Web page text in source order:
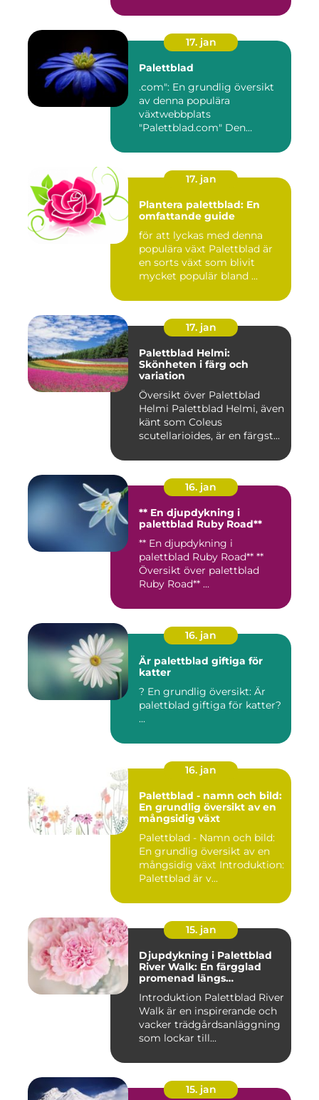
17. jan
Palettblad
.com": En grundlig översikt
av denna populära
växtwebbplats
"Palettblad.com" Den
17. jan
Plantera palettblad: En
omfattande guide
för att lyckas med denna
populära växt Palettblad är
en sorts växt som blivit
mycket populär bland ...
17. jan
Palettblad Helmi:
Skönheten i färg och
variation
Översikt över Palettblad
Helmi Palettblad Helmi, även
känt som Coleus
scutellarioides, är en färgst...
16. jan
** En djupdykning i
palettblad Ruby Road**
** En djupdykning i
palettblad Ruby Road** **
Översikt över palettblad
Ruby Road** ...
16. jan
Är palettblad giftiga för
katter
? En grundlig översikt: Är
palettblad giftiga för katter?
...
16. jan
Palettblad - namn och bild:
En grundlig översikt av en
mångsidig växt
Palettblad - Namn och bild:
En grundlig översikt av en
mångsidig växt Introduktion:
Palettblad är v...
15. jan
Djupdykning i Palettblad
River Walk: En färgglad
promenad längs
Introduktion Palettblad River
Walk är en inspirerande och
vacker trädgårdsanläggning
som lockar till...
15. jan